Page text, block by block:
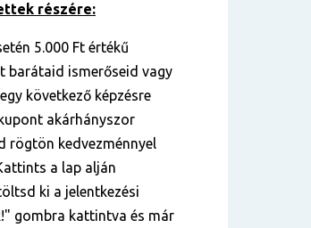
részére:
5.000 Ft értékű
barátaid ismerőseid vagy
következő képzésre
akárhányszor
rögtön kedvezménnyel
a lap alján
ki a jelentkezési
gombra kattintva és már